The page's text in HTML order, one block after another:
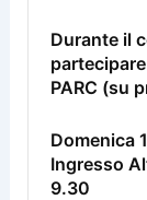
Durante il
PARC (su
Domenica
Ingresso
9.30